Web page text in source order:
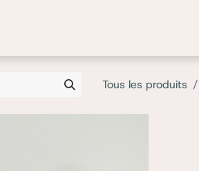
Tous les produits